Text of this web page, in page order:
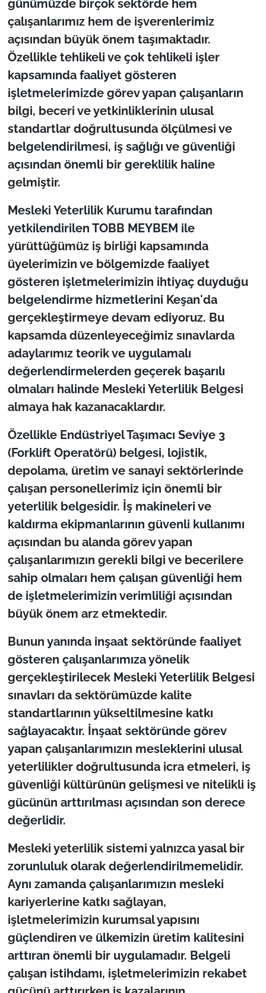
günümüzde birçok sektörde hem
çalışanlarımız hem de işverenlerimiz
açısından büyük önem taşımaktadır.
Özellikle tehlikeli ve çok tehlikeli işler
kapsamında faaliyet gösteren
işletmelerimizde görev yapan çalışanların
bilgi, beceri ve yetkinliklerinin ulusal
standartlar doğrultusunda ölçülmesi ve
belgelendirilmesi, iş sağlığı ve güvenliği
açısından önemli bir gereklilik haline
gelmiştir.
Mesleki Yeterlilik Kurumu tarafından
yetkilendirilen TOBB MEYBEM ile
yürüttüğümüz iş birliği kapsamında
üyelerimizin ve bölgemizde faaliyet
gösteren işletmelerimizin ihtiyaç duyduğu
belgelendirme hizmetlerini Keşan'da
gerçekleştirmeye devam ediyoruz. Bu
kapsamda düzenleyeceğimiz sınavlarda
adaylarımız teorik ve uygulamalı
değerlendirmelerden geçerek başarılı
olmaları halinde Mesleki Yeterlilik Belgesi
almaya hak kazanacaklardır.
Özellikle Endüstriyel Taşımacı Seviye 3
(Forklift Operatörü) belgesi, lojistik,
depolama, üretim ve sanayi sektörlerinde
çalışan personellerimiz için önemli bir
yeterlilik belgesidir. İş makineleri ve
kaldırma ekipmanlarının güvenli kullanımı
açısından bu alanda görev yapan
çalışanlarımızın gerekli bilgi ve becerilere
sahip olmaları hem çalışan güvenliği hem
de işletmelerimizin verimliliği açısından
büyük önem arz etmektedir.
Bunun yanında inşaat sektöründe faaliyet
gösteren çalışanlarımıza yönelik
gerçekleştirilecek Mesleki Yeterlilik Belgesi
sınavları da sektörümüzde kalite
standartlarının yükseltilmesine katkı
sağlayacaktır. İnşaat sektöründe görev
yapan çalışanlarımızın mesleklerini ulusal
yeterlilikler doğrultusunda icra etmeleri, iş
güvenliği kültürünün gelişmesi ve nitelikli iş
gücünün arttırılması açısından son derece
değerlidir.
Mesleki yeterlilik sistemi yalnızca yasal bir
zorunluluk olarak değerlendirilmemelidir.
Aynı zamanda çalışanlarımızın mesleki
kariyerlerine katkı sağlayan,
işletmelerimizin kurumsal yapısını
güçlendiren ve ülkemizin üretim kalitesini
arttıran önemli bir uygulamadır. Belgeli
çalışan istihdamı, işletmelerimizin rekabet
Canlı Maç
Finans
Genel-A
Gündem-Eğitim